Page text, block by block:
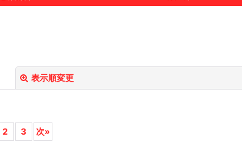
表示順変更
2 3 次»